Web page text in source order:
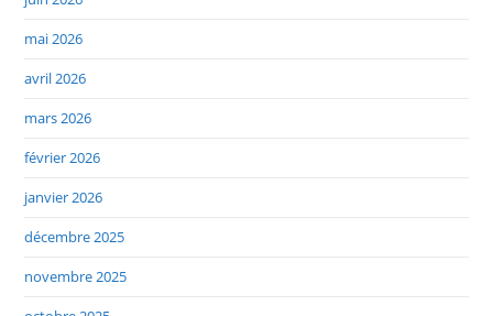
mai 2026
avril 2026
mars 2026
février 2026
janvier 2026
décembre 2025
novembre 2025